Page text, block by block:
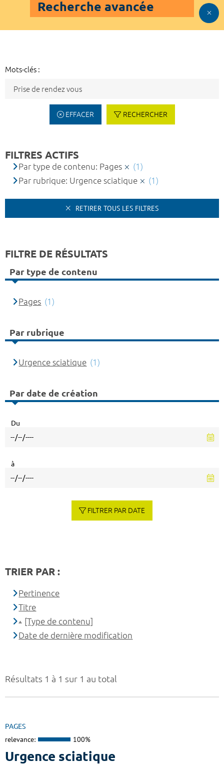
Recherche avancée
Mots-clés :
EFFACER RECHERCHER
Résultats 1 à 1 sur 1 au total
PAGES
relevance: 100%
Urgence sciatique
FILTRES ACTIFS
Par type de contenu: Pages
(1)
Par rubrique: Urgence sciatique
(1)
RETIRER TOUS LES FILTRES
FILTRE DE RÉSULTATS
Par type de contenu
Pages (1)
Par rubrique
Urgence sciatique (1)
Par date de création
Du
à
FILTRER PAR DATE
TRIER PAR :
Pertinence
Titre
[Type de contenu]
Date de dernière modification